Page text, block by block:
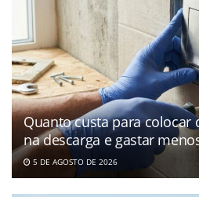
Quanto custa para
na descarga e gastar
5 DE AGOSTO DE 2026